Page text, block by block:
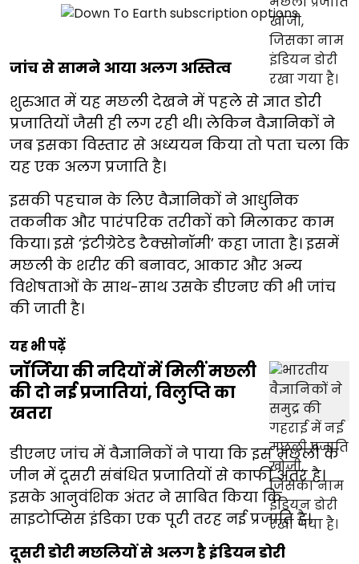
जांच से सामने आया अलग अस्तित्व
शुरुआत में यह मछली देखने में पहले से ज्ञात डोरी
प्रजातियों जैसी ही लग रही थी। लेकिन वैज्ञानिकों ने
जब इसका विस्तार से अध्ययन किया तो पता चला कि
यह एक अलग प्रजाति है।
इसकी पहचान के लिए वैज्ञानिकों ने आधुनिक
तकनीक और पारंपरिक तरीकों को मिलाकर काम
किया। इसे ‘इंटीग्रेटेड टैक्सोनॉमी’ कहा जाता है। इसमें
मछली के शरीर की बनावट, आकार और अन्य
विशेषताओं के साथ-साथ उसके डीएनए की भी जांच
की जाती है।
यह भी पढ़ें
जॉर्जिया की नदियों में मिलीं मछली
की दो नई प्रजातियां, विलुप्ति का
खतरा
डीएनए जांच में वैज्ञानिकों ने पाया कि इस मछली के
जीन में दूसरी संबंधित प्रजातियों से काफी अंतर है।
इसके आनुवंशिक अंतर ने साबित किया कि
साइटोप्सिस इंडिका एक पूरी तरह नई प्रजाति है।
दूसरी डोरी मछलियों से अलग है इंडियन डोरी